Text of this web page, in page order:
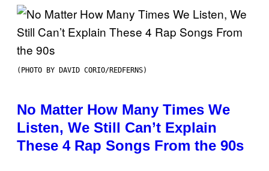
(PHOTO BY DAVID CORIO/REDFERNS)
No Matter How Many Times We
Listen, We Still Can’t Explain
These 4 Rap Songs From the 90s